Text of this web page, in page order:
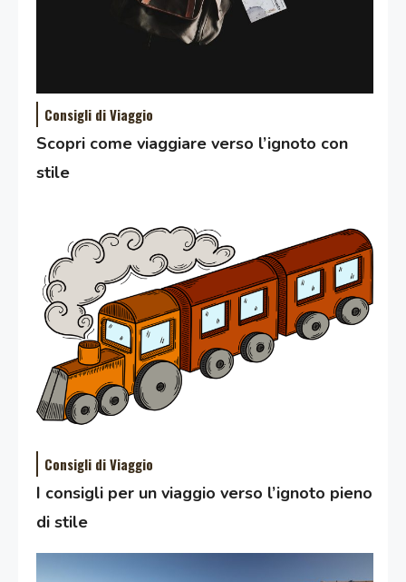
Consigli di Viaggio
Scopri come viaggiare verso l’ignoto con
stile
Consigli di Viaggio
I consigli per un viaggio verso l’ignoto pieno
di stile